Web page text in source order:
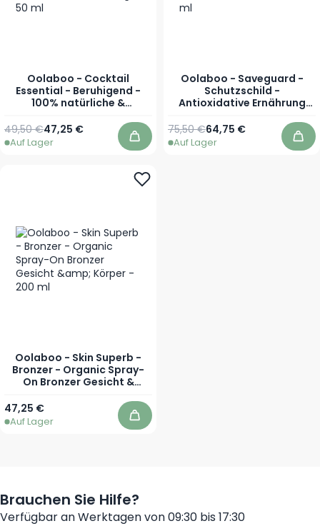
Oolaboo - Cocktail
Essential - Beruhigend -
100% natürliche &
ml
Sonderpreis
47,25 €
Regulärer Preis
49,50 €
Auf Lager In den Warenkorb
Oolaboo - Saveguard -
Schutzschild -
Antioxidative Ernährung
Sonderpreis
64,75 €
Regulärer Preis
75,50 €
Auf Lager In
Oolaboo - Skin Superb -
Bronzer - Organic Spray-
On Bronzer Gesicht &
47,25 €
Auf Lager In den Warenkorb
Brauchen Sie Hilfe?
Verfügbar an Werktagen von 09:30 bis 17:30